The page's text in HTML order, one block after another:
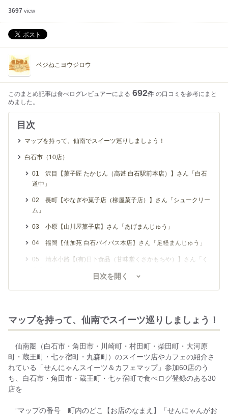
3697 view
ベジねこヨウジロウ
このまとめ記事は食べログレビュアーによる 692件 の口コミを参考にまと
めました。
目次
マップを持って、仙南でスイーツ巡りしましょう！
白石市（10店）
01 沢目【菓子匠 たかじん（高甚 白石駅前本店）】さん「白石
道中」
02 長町【やなぎや菓子店（柳屋菓子店）】さん「シュークリー
ム」
03 小原【山川屋菓子店】さん「あげまんじゅう」
04 福岡【仙加苑 白石バイパス本店】さん「足軽まんじゅう」
05 清水小路【(有)日下食品（甘味堂くさかもちや）】さん「く
08 沢目【ドルフィン】さん「パフェ（フルーツ・ストロベリ
09 福岡【FRUTTA GELATO】さん「ジェラート」(ラリー対象
外）
57 沢目【ご飯屋CAFE ネコチャンチ】さん「自家製フレンチト
角田市（10店）
目次を開く
マップを持って、仙南でスイーツ巡りしましょう！
仙南圏（白石市・角田市・川崎町・村田町・柴田町・大河原
町・蔵王町・七ヶ宿町・丸森町）のスイーツ店やカフェの紹介さ
れている「せんにゃんスイーツ＆カフェマップ」参加60店のう
ち、白石市・角田市・蔵王町・七ヶ宿町で食べログ登録のある30
店を
”マップの番号 町内のどこ【お店のなまえ】「せんにゃんがお